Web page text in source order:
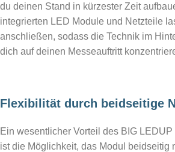
du deinen Stand in kürzester Zeit
integrierten LED Module und Netzteile
anschließen, sodass die Technik im
dich auf deinen Messeauftritt
Flexibilität durch beidseitige
Ein wesentlicher Vorteil des BIG
ist die Möglichkeit, das Modul beidseitig